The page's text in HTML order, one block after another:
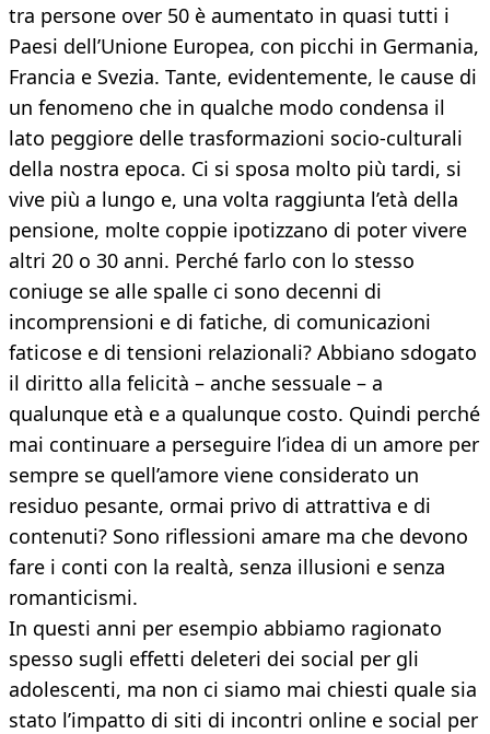
tra persone over 50 è aumentato in quasi tutti i
Paesi dell’Unione Europea, con picchi in Germania,
Francia e Svezia. Tante, evidentemente, le cause di
un fenomeno che in qualche modo condensa il
lato peggiore delle trasformazioni socio-culturali
della nostra epoca. Ci si sposa molto più tardi, si
vive più a lungo e, una volta raggiunta l’età della
pensione, molte coppie ipotizzano di poter vivere
altri 20 o 30 anni. Perché farlo con lo stesso
coniuge se alle spalle ci sono decenni di
incomprensioni e di fatiche, di comunicazioni
faticose e di tensioni relazionali? Abbiano sdogato
il diritto alla felicità – anche sessuale – a
qualunque età e a qualunque costo. Quindi perché
mai continuare a perseguire l’idea di un amore per
sempre se quell’amore viene considerato un
residuo pesante, ormai privo di attrattiva e di
contenuti? Sono riflessioni amare ma che devono
fare i conti con la realtà, senza illusioni e senza
romanticismi.
In questi anni per esempio abbiamo ragionato
spesso sugli effetti deleteri dei social per gli
adolescenti, ma non ci siamo mai chiesti quale sia
stato l’impatto di siti di incontri online e social per